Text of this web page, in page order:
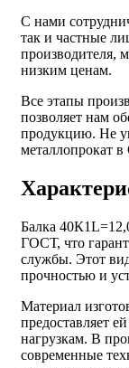
С нами
так и частные
производителя,
низким ценам.
Все этапы
позволяет нам
продукцию. Не
металлопрокат
Балка
ГОСТ, что
службы. Этот
прочностью и
Материал
предоставляет
нагрузкам. В
современные